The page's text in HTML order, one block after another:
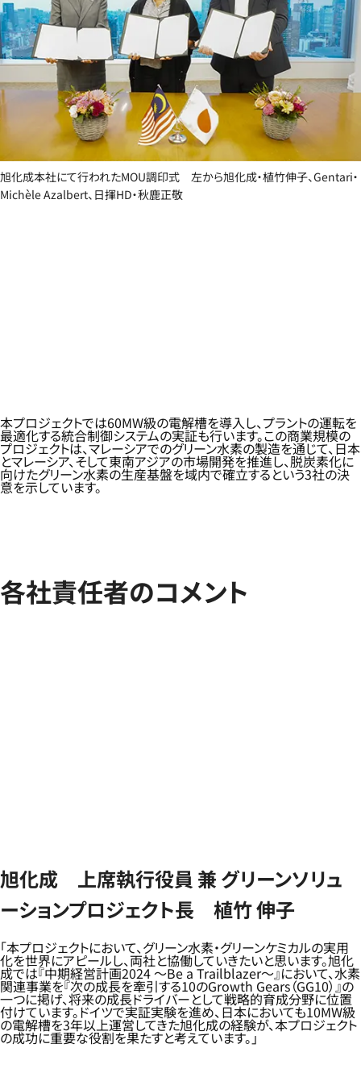
旭化成本社にて行われたMOU調印式 左から旭化成・植竹伸子、Gentari・
Michèle Azalbert、日揮HD・秋鹿正敬
本プロジェクトでは60MW級の電解槽を導入し、プラントの運転を
最適化する統合制御システムの実証も行います。この商業規模の
プロジェクトは、マレーシアでのグリーン水素の製造を通じて、日本
とマレーシア、そして東南アジアの市場開発を推進し、脱炭素化に
向けたグリーン水素の生産基盤を域内で確立するという3社の決
意を示しています。
各社責任者のコメント
旭化成 上席執行役員 兼 グリーンソリュ
ーションプロジェクト長 植竹 伸子
「本プロジェクトにおいて、グリーン水素・グリーンケミカルの実用
化を世界にアピールし、両社と協働していきたいと思います。旭化
成では『中期経営計画2024 ～Be a Trailblazer～』において、水素
関連事業を『次の成長を牽引する10のGrowth Gears（GG10）』の
一つに掲げ、将来の成長ドライバーとして戦略的育成分野に位置
付けています。ドイツで実証実験を進め、日本においても10MW級
の電解槽を3年以上運営してきた旭化成の経験が、本プロジェクト
の成功に重要な役割を果たすと考えています。」